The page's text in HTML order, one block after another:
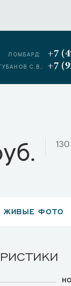
ЛОМБАРД: +7
С.В.: +7
ЖИВЫЕ ФОТО